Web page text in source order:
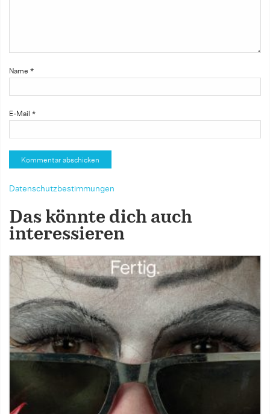
Name *
E-Mail *
Datenschutzbestimmungen
Das könnte dich auch
interessieren